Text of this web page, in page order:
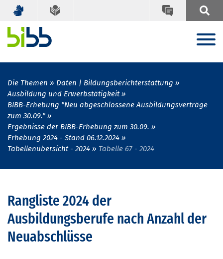
Die Themen
Daten | Bildungsberichterstattung
Ausbildung und Erwerbstätigkeit
BIBB-Erhebung "Neu abgeschlossene Ausbildungsverträge
zum 30.09."
Ergebnisse der BIBB-Erhebung zum 30.09.
Erhebung 2024 - Stand 06.12.2024
Tabellenübersicht - 2024
Tabelle 67 - 2024
Rangliste 2024 der
Ausbildungsberufe nach Anzahl der
Neuabschlüsse